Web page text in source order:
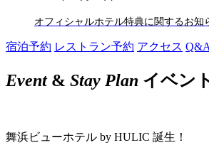
オフィシャルホテル特典に関するお知
宿泊予約 レストラン予約 アクセス Q&A
Event& Stay Plan イベン
舞浜ビューホテル by HULIC 誕生！